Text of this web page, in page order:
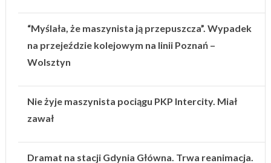
“Myślała, że maszynista ją przepuszcza”. Wypadek
na przejeździe kolejowym na linii Poznań –
Wolsztyn
Nie żyje maszynista pociągu PKP Intercity. Miał
zawał
Dramat na stacji Gdynia Główna. Trwa reanimacja.